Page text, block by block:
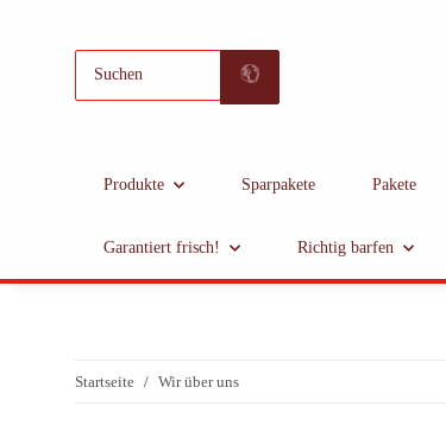
Produkte Sparpakete Pakete
Garantiert frisch! Richtig barfen
Startseite Wir über uns